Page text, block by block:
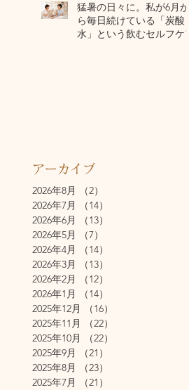
猛暑の日々に。私が6月か
ら毎日続けている「炭酸
水」という飲むセルフケア
アーカイブ
2026年8月
（2）
2026年7月
（14）
2026年6月
（13）
2026年5月
（7）
2026年4月
（14）
2026年3月
（13）
2026年2月
（12）
2026年1月
（14）
2025年12月
（16）
2025年11月
（22）
2025年10月
（22）
2025年9月
（21）
2025年8月
（23）
2025年7月
（21）